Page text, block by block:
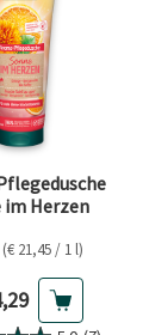
im Herzen
21,45 / 1 l)
Preis